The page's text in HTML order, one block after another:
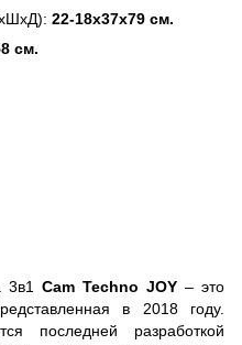
22-18х37х79 см.
см.
3в1Cam Techno JOY– это
в 2018 году.
последней разработкой